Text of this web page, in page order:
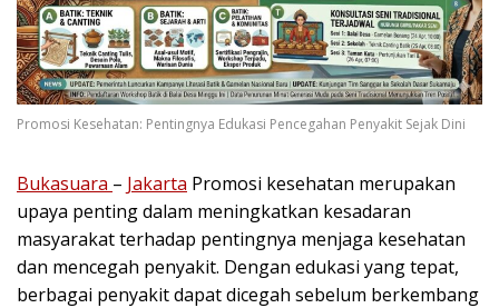
Promosi Kesehatan: Pentingnya Edukasi Pencegahan Penyakit Sejak Dini
Bukasuara – Jakarta Promosi kesehatan merupakan
upaya penting dalam meningkatkan kesadaran
masyarakat terhadap pentingnya menjaga kesehatan
dan mencegah penyakit. Dengan edukasi yang tepat,
berbagai penyakit dapat dicegah sebelum berkembang